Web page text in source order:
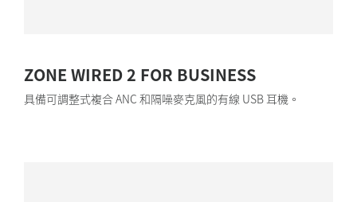
ZONE WIRED 2 FOR BUSINESS
具備可調整式複合 ANC 和隔噪麥克風的有線 USB 耳機。